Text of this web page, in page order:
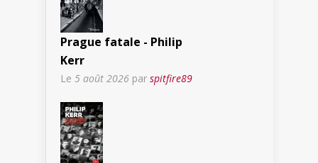
Prague fatale - Philip
Kerr
Le 5 août 2026 par spitfire89